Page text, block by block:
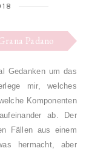
Padano
Gedanken um das
mir, welches
Komponenten
ab.
Der
Fällen aus einem
hermacht, aber